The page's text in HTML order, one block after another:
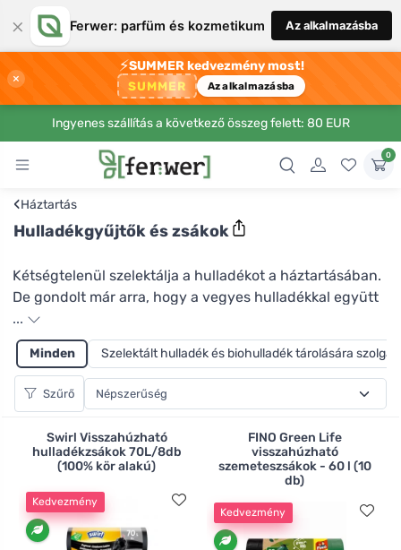
× Ferwer: parfüm és kozmetikum Az alkalmazásba
×
⚡SUMMER kedvezmény most!
SUMMER Az alkalmazásba
Ingyenes szállítás a következő összeg felett: 80 EUR
0
‹Háztartás
Hulladékgyűjtők és zsákok
Kétségtelenül szelektálja a hulladékot a háztartásában.
De gondolt már arra, hogy a vegyes hulladékkal együtt
egy vadonatúj műanyag zacskót is a kukába dobjon? Ha
nem a régi bevásárlószatyrokat használja a
szemétgyűjtéshez, és például a dizájnra bukik, a
Ferwernél számos típusú és méretű szemeteszsák közül
választhat. Az általános hulladékhoz újrahasznosított
es és 60 l-es méretben kaphatók. A háztartási
biohulladék vagy a kertben keletkező szerves hulladék
esetében használhat papírzacskókat vagy
komposztálható zsákokat, amelyek a természetben
teljesen lebomlanak.
...
Minden Szelektált hulladék és biohulladék tárolására
Szűrő
Swirl Visszahúzható
hulladékzsákok 70L/8db
(100% kör alakú)
Kedvezmény
FINO Green Life
visszahúzható
szemeteszsákok - 60 l (10
db)
Kedvezmény